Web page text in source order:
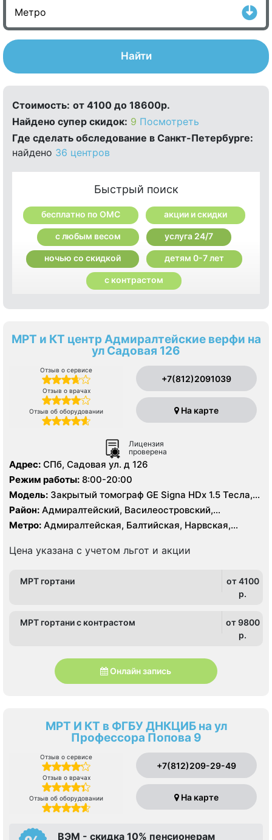
Найти
Стоимость: от 4100 до 18600р.
Найдено cупер скидок: 9 Посмотреть
Где сделать обследование в Санкт-Петербурге:
найдено 36 центров
Быстрый поиск
бесплатно по ОМС акции и скидки
с любым весом услуга 24/7
ночью со скидкой детям 0-7 лет
с контрастом
МРТ и КТ центр Адмиралтейские верфи на
ул Садовая 126
Отзыв о сервисе
Отзыв о врачах
Отзыв об оборудовании
+7(812)2091039
На карте
Лицензия
проверена
Адрес: СПб, Садовая ул. д 126
Режим работы: 8:00-20:00
Модель: Закрытый томограф GE Signa HDx 1.5 Тесла,
КТ Aquilion PRIME Toshiba Medical System Corporation
160 срезов
Район: Адмиралтейский, Василеостровский,
Кировский, Центральный
Метро: Адмиралтейская, Балтийская, Нарвская,
Цена указана с учетом льгот и акции
МРТ гортани
от 4100
p.
МРТ гортани с контрастом
от 9800
p.
Онлайн запись
МРТ И КТ в ФГБУ ДНКЦИБ на ул
Профессора Попова 9
Отзыв о сервисе
Отзыв о врачах
Отзыв об оборудовании
+7(812)209-29-49
На карте
ВЭМ - скидка 10% пенсионерам